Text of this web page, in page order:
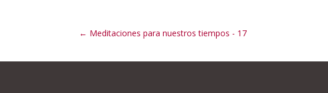
← Meditaciones para nuestros tiempos - 17